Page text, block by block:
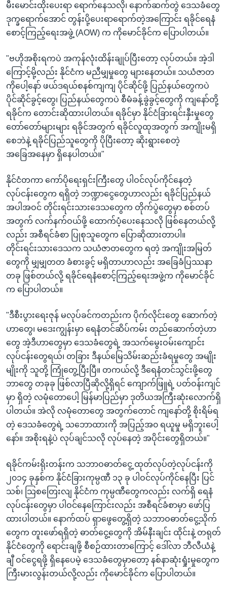
မီးမောင်းထိုးပေးရာ ရောက်နေသလို၊ နောက်ဆက်တွဲ ဒေသခံတွေ
ဒုက္ခရောက်အောင် တွန်းပို့ပေးရာရောက်တဲ့အကြောင်း ရခိုင်ရေနံ
စောင့်ကြည့်ရေးအဖွဲ့ (AOW) က ကိုမောင်ခိုင်က ပြောပါတယ်။
"ဗဟိုအစိုးရကပဲ အကုန်လုံးထိန်းချုပ်ပြီးတော့ လုပ်တယ်။ အဲ့ဒါ
ကြောင့်မို့လည်း နိုင်ငံက မညီမျှမှုတွေ များနေတယ်။ သယံဇာတ
ကိုပေါ့နော် ဖယ်ဒရယ်စနစ်ကျကျ ပိုင်ဆိုင်ဖို့ ပြည်နယ်တွေကပဲ
ပိုင်ဆိုင်ခွင့်တွေ၊ ပြည်နယ်တွေကပဲ စီမံခန့်ခွဲခွင့်တွေကို ကျနော်တို့
ရခိုင်က တောင်းဆိုထားပါတယ်။ ရခိုင်မှာ နိုင်ငံခြားရင်းနှီးမှုတွေ
တော်တော်များများ ရခိုင်အတွက် ရခိုင်လူထုအတွက် အကျိုးမရှိ
စေဘဲနဲ့ ရခိုင်ပြည်သူတွေကို ပိုပြီးတော့ ဆိုးရွားစေတဲ့
အခြေအနေမှာ ရှိနေပါတယ်။"
နိုင်ငံတကာ ကော်ပိုရေးရှင်းကြီးတွေ ပါဝင်လုပ်ကိုင်နေတဲ့
လုပ်ငန်းတွေက ရရှိတဲ့ ဘဏ္ဍာငွေတွေဟာလည်း ရခိုင်ပြည်နယ်
အပါအဝင် တိုင်းရင်းသားဒေသတွေက တိုက်ပွဲတွေမှာ စစ်တပ်
အတွက် လက်နက်ဝယ်ဖို့ ထောက်ပံ့ပေးနေသလို ဖြစ်နေတယ်လို့
လည်း အစီရင်ခံစာ ပြုစုသူတွေက ပြောဆိုထားတာပါ။
တိုင်းရင်းသားဒေသက သယံဇာတတွေက ရတဲ့ အကျိုးအမြတ်
တွေကို မျှမျှတတ ခံစားခွင့် မရှိတာဟာလည်း အခြေခံပြဿနာ
တခု ဖြစ်တယ်လို့ ရခိုင်ရေနံစောင့်ကြည့်ရေးအဖွဲ့က ကိုမောင်ခိုင်
က ပြောပါတယ်။
"ဒီစီးပွားရေးဇုန် မလုပ်ခင်ကတည်းက ပိုက်လိုင်းတွေ ဆောက်တဲ့
ဟာတွေ၊ မဒေးကျွန်းမှာ ရေနံတင်ဆိပ်ကမ်း တည်ဆောက်တဲ့ဟာ
တွေ အဲ့ဒီဟာတွေမှာ ဒေသခံတွေရဲ့ အသက်မွေးဝမ်းကျောင်း
လုပ်ငန်းတွေရယ်၊ တခြား ဒီနယ်မြေသိမ်းဆည်းခံရမှုတွေ အမျိုး
မျိုးကို သူတို့ ကြုံတွေ့ပြီးပြီ။ တကယ်လို့ ဒီရေနံတင်သွင်းဖို့တွေ
ဘာတွေ တခုခု ဖြစ်လာပြီဆိုလို့ရှိရင် ကျောက်ဖြူရဲ့ ပတ်ဝန်းကျင်
မှာ ရှိတဲ့ လမုံတောပေါ့ မြန်မာပြည်မှာ ဒုတိယအကြီးဆုံးလောက်ရှိ
ပါတယ်။ အဲလို လမုံတောတွေ အတွက်တောင် ကျနော်တို့ စိုးရိမ်ရ
တဲ့ ဒေသခံတွေရဲ့ သဘောထားကို အပြည့်အ၀ ရယူမှု မရှိဘူးပေါ့
နော်။ အစိုးရနဲ့ပဲ လုပ်ချင်သလို လုပ်နေတဲ့ အပိုင်းတွေရှိတယ်။"
ရခိုင်ကမ်းရိုးတန်းက သဘာဝဓာတ်ငွေ့ ထုတ်လုပ်တဲ့လုပ်ငန်းကို
၂၀၁၄ ခုနှစ်က နိုင်ငံခြားကုမ္ပဏီ ၁၃ ခု ပါဝင်လုပ်ကိုင်နေပြီး ပြင်
သစ်၊ သြစတြေးလျ နိုင်ငံက ကုမ္ပဏီတွေကလည်း လက်ရှိ ရေနံ
လုပ်ငန်းတွေမှာ ပါဝင်နေကြောင်းလည်း အစီရင်ခံစာမှာ ဖော်ပြ
ထားပါတယ်။ နောက်ထပ် ရှာဖွေတွေ့ရှိတဲ့ သဘာဝဓာတ်ငွေ့သိုက်
တွေက တူးဖော်ရရှိတဲ့ ဓာတ်ငွေ့တွေကို အိမ်နီးချင်း ထိုင်းနဲ့ တရုတ်
နိုင်ငံတွေကို ရောင်းချဖို့ စီစဉ်ထားတာကြောင့် ဒေါ်လာ ဘီလီယံနဲ့
ချီ ဝင်ငွေရဖို့ ရှိနေပေမဲ့ ဒေသခံတွေမှာတော့ နစ်နာဆုံးရှုံးမှုတွေက
ကြီးမားလွန်းတယ်လို့လည်း ကိုမောင်ခိုင်က ပြောပါတယ်။